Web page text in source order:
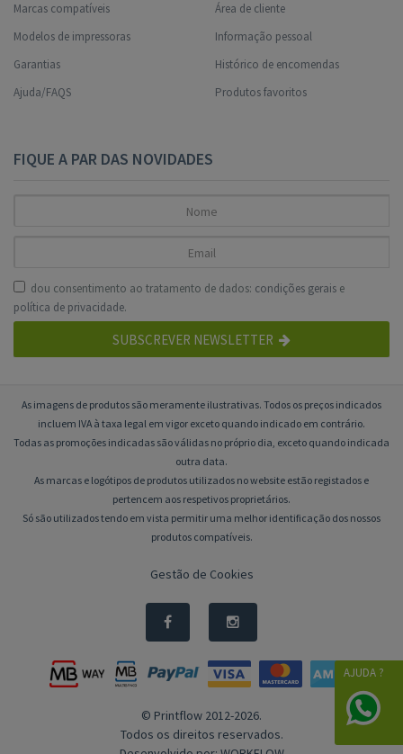
Marcas compatíveis
Modelos de impressoras
Garantias
Ajuda/FAQS
Área de cliente
Informação pessoal
Histórico de encomendas
Produtos favoritos
FIQUE A PAR DAS NOVIDADES
dou consentimento ao tratamento de dados: condições gerais e
política de privacidade.
SUBSCREVER NEWSLETTER
As imagens de produtos são meramente ilustrativas. Todos os preços indicados
incluem IVA à taxa legal em vigor exceto quando indicado em contrário.
Todas as promoções indicadas são válidas no próprio dia, exceto quando indicada
outra data.
As marcas e logótipos de produtos utilizados no website estão registados e
pertencem aos respetivos proprietários.
Só são utilizados tendo em vista permitir uma melhor identificação dos nossos
produtos compatíveis.
Gestão de Cookies
© Printflow 2012-2026.
Todos os direitos reservados.
AJUDA ?